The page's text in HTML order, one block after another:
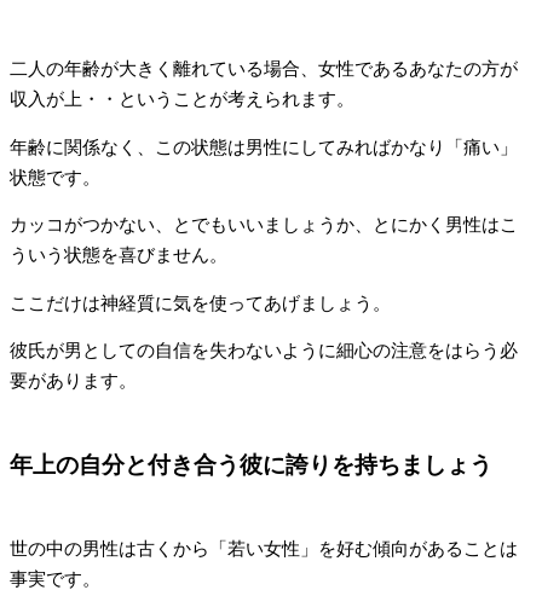
二人の年齢が大きく離れている場合、女性であるあなたの方が
収入が上・・ということが考えられます。
年齢に関係なく、この状態は男性にしてみればかなり「痛い」
状態です。
カッコがつかない、とでもいいましょうか、とにかく男性はこ
ういう状態を喜びません。
ここだけは神経質に気を使ってあげましょう。
彼氏が男としての自信を失わないように細心の注意をはらう必
要があります。
年上の自分と付き合う彼に誇りを持ちましょう
世の中の男性は古くから「若い女性」を好む傾向があることは
事実です。